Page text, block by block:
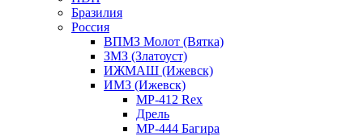
Бразилия
Россия
ВПМЗ Молот (Вятка)
ЗМЗ (Златоуст)
ИЖМАШ (Ижевск)
ИМЗ (Ижевск)
MP-412 Rex
Дрель
МР-444 Багира